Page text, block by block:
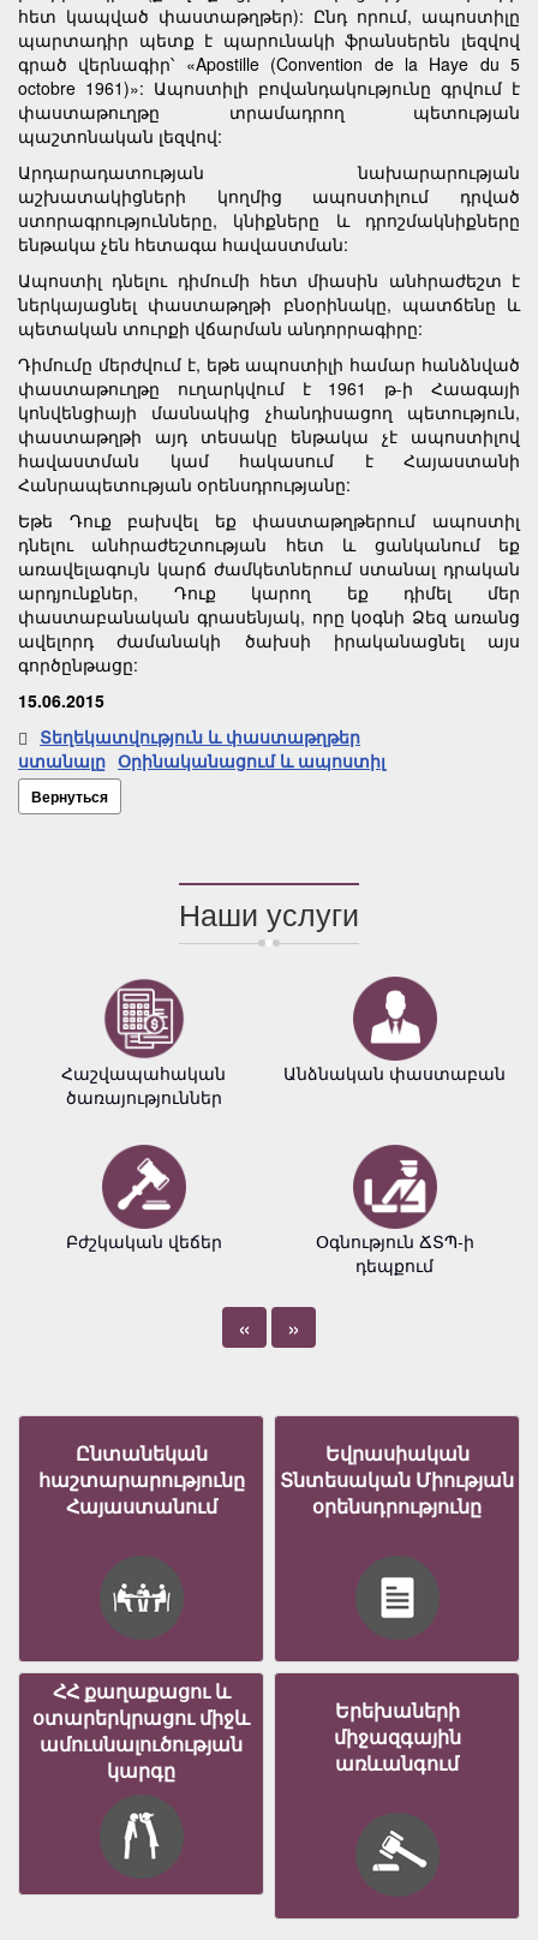
հետ կապված փաստաթղթեր): Ընդ որում, ապոստիլը
պարտադիր պետք է պարունակի ֆրանսերեն լեզվով
գրած վերնագիր՝ «Apostille (Convention de la Haye du 5
octobre 1961)»: Ապոստիլի բովանդակությունը գրվում է
փաստաթուղթը տրամադրող պետության
պաշտոնական լեզվով:
Արդարադատության նախարարության
աշխատակիցների կողմից ապոստիլում դրված
ստորագրությունները, կնիքները և դրոշմակնիքները
ենթակա չեն հետագա հավաստման:
Ապոստիլ դնելու դիմումի հետ միասին անհրաժեշտ է
ներկայացնել փաստաթղթի բնօրինակը, պատճենը և
պետական տուրքի վճարման անդորրագիրը:
Դիմումը մերժվում է, եթե ապոստիլի համար հանձնված
փաստաթուղթը ուղարկվում է 1961 թ-ի Հաագայի
կոնվենցիայի մասնակից չհանդիսացող պետություն,
փաստաթղթի այդ տեսակը ենթակա չէ ապոստիլով
հավաստման կամ հակասում է Հայաստանի
Հանրապետության օրենսդրությանը:
Եթե Դուք բախվել եք փաստաթղթերում ապոստիլ
դնելու անհրաժեշտության հետ և ցանկանում եք
առավելագույն կարճ ժամկետներում ստանալ դրական
արդյունքներ, Դուք կարող եք դիմել մեր
փաստաբանական գրասենյակ, որը կօգնի Ձեզ առանց
ավելորդ ժամանակի ծախսի իրականացնել այս
գործընթացը:
15.06.2015
Տեղեկատվություն և փաստաթղթեր
ստանալը Օրինականացում և ապոստիլ
Вернуться
Наши услуги
Հաշվապահական
ծառայություններ
Բժշկական վեճեր
Անձնական փաստաբան
Օգնություն ՃՏՊ-ի
դեպքում
« »
Ընտանեկան
հաշտարարությունը
Հայաստանում
Եվրասիական
Տնտեսական Միության
օրենսդրությունը
ՀՀ քաղաքացու և
օտարերկրացու միջև
ամուսնալուծության
կարգը
Երեխաների
միջազգային
առևանգում